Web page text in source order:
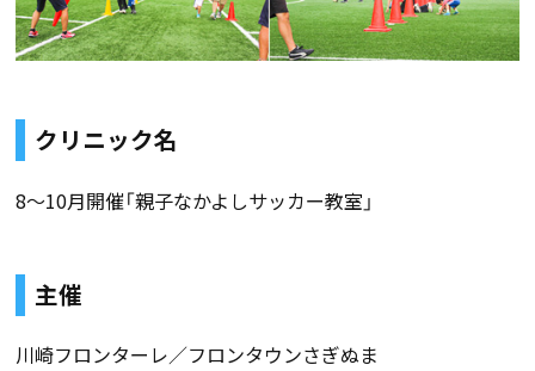
クリニック名
8〜10月開催「親子なかよしサッカー教室」
主催
川崎フロンターレ／フロンタウンさぎぬま